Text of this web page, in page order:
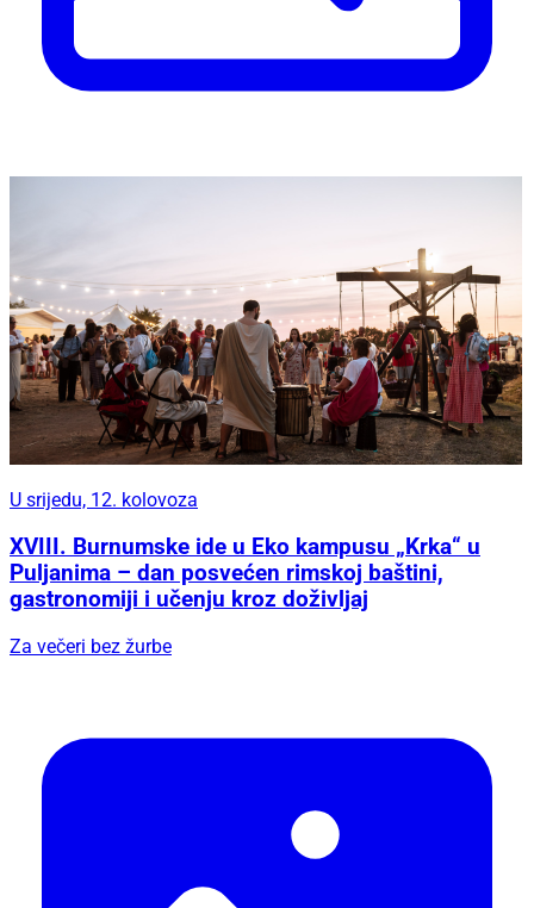
U srijedu, 12. kolovoza
XVIII. Burnumske ide u Eko kampusu „Krka“ u
Puljanima – dan posvećen rimskoj baštini,
gastronomiji i učenju kroz doživljaj
Za večeri bez žurbe